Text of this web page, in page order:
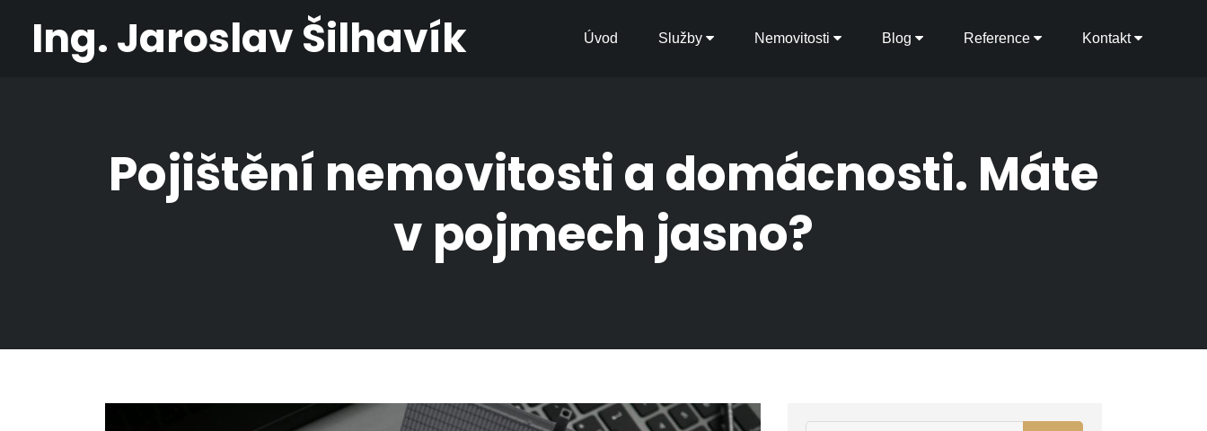
Ing. Jaroslav Šilhavík Úvod Služby Nemovitosti Blog Reference Kontakt
Pojištění nemovitosti a domácnosti. Máte
v pojmech jasno?